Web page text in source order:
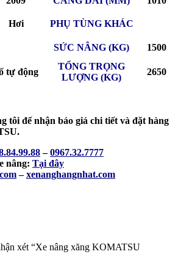
Hơi
PHỤ TÙNG KHÁC
SỨC NÂNG (KG) 1500
tự động
TỔNG TRỌNG
LƯỢNG (KG)
2650
tôi để nhận báo giá chi tiết và đặt hàng
– 0967.32.7777
nâng: Tại đây
–xenanghangnhat.com
xét “Xe nâng xăng KOMATSU